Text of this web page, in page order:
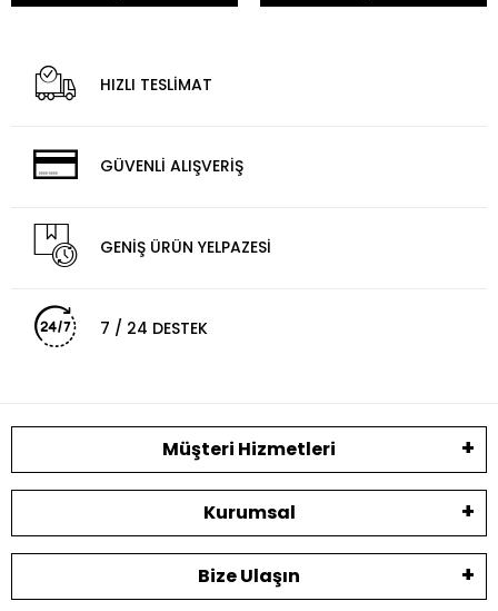
HIZLI TESLİMAT
GÜVENLİ ALIŞVERİŞ
GENİŞ ÜRÜN YELPAZESİ
7 / 24 DESTEK
Müşteri Hizmetleri
Kurumsal
Bize Ulaşın